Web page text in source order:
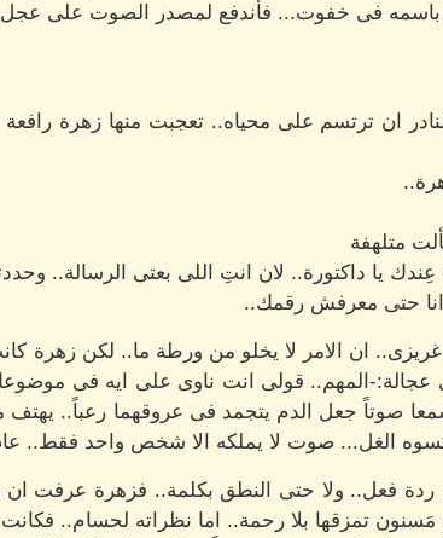
فى خفوت... فأندفع لمصدر الصوت على
ان ترتسم على محياه.. تعجبت منها زهرة
متلهفة
يا داكتورة.. لان انتِ اللى بعتى الرسالة..
حتى معرفش رقمك..
ان الامر لا يخلو من ورطة ما.. لكن زهرة
عجالة:-المهم.. قولى انت ناوى على ايه فى
صوتاً جعل الدم يتجمد فى عروقهما رعباً.. يهتف
الغل... صوت لا يملكه الا شخص واحد فقط..
ردة فعل.. ولا حتى النطق بكلمة.. فزهرة عرفت ان
تمزقها بلا رحمة.. اما نظراته لحسام..